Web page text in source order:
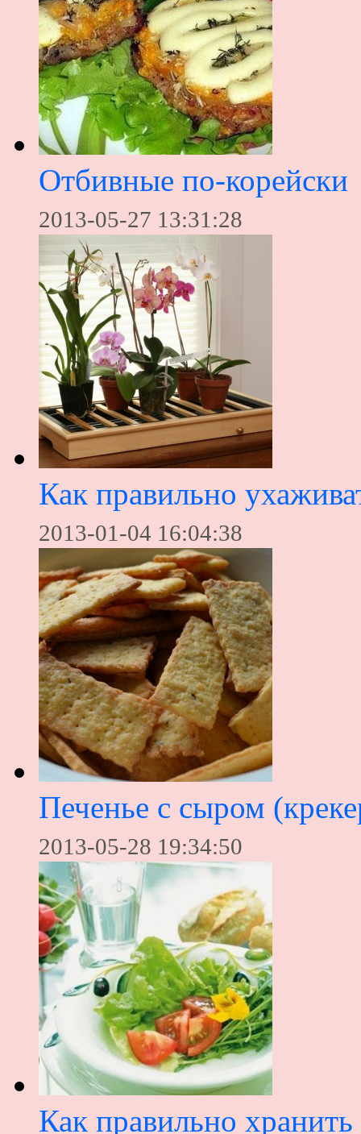
Отбивные по-корейски
2013-05-27 13:31:28
Как правильно
2013-01-04 16:04:38
Печенье с сыром
2013-05-28 19:34:50
Как правильно хранить